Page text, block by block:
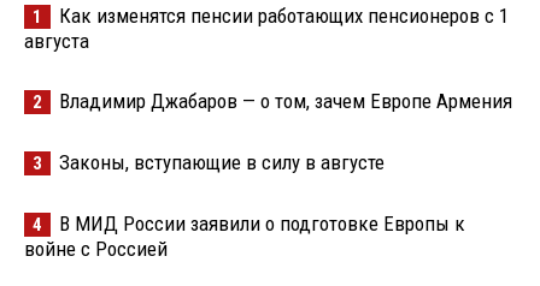
1
Как изменятся пенсии работающих пенсионеров с 1
августа
2 Владимир Джабаров — о том, зачем Европе Армения
3 Законы, вступающие в силу в августе
4
В МИД России заявили о подготовке Европы к
войне с Россией